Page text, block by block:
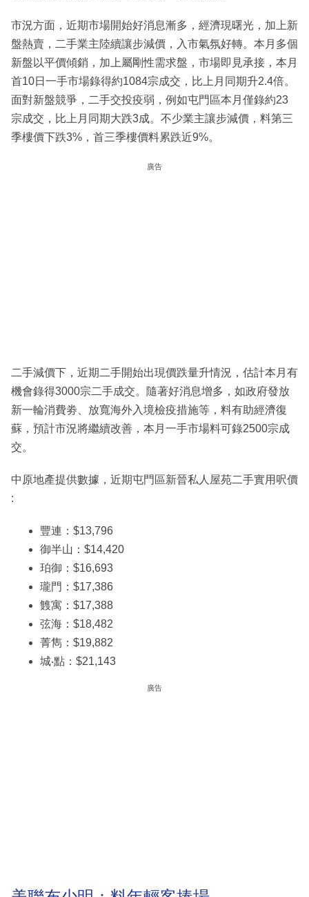
市況方面，近期市場開始好消息漸多，經濟現曙光，加上新
盤熱賣，二手業主陸續讓步減價，入市氣氛好轉。本月多個
新盤以平價傾銷，加上屬剛性需求盤，市場即見承接，本月
首10日一手市場錄得約1084宗成交，比上月同期升2.4倍。
面對新盤競爭，二手交投疫弱，例如屯門區本月僅錄約23
宗成交，比上月同期大跌3成。不少業主讓步減價，料第三
季樓價下跌3%，首三季樓價料累跌近9%。
廣告
二手減價下，近期二手開始出現價跌量升情況，估計本月有
機會錄得3000宗二手成交。隨著好消息增多，如政府發放
新一輪消費劵、放寬海外入境檢疫措施等，料有助經濟復
蘇，預計市況將繼續改善，本月一手市場料可錄2500宗成
交。
中原地產提供數據，近期屯門區新晉私人屋苑二手實用呎價
:
豐連：$13,796
御半山：$14,420
珀御：$16,693
瓏門：$17,386
䨇寓：$17,388
弦海：$18,482
菁雋：$19,882
城‧點：$21,143
廣告